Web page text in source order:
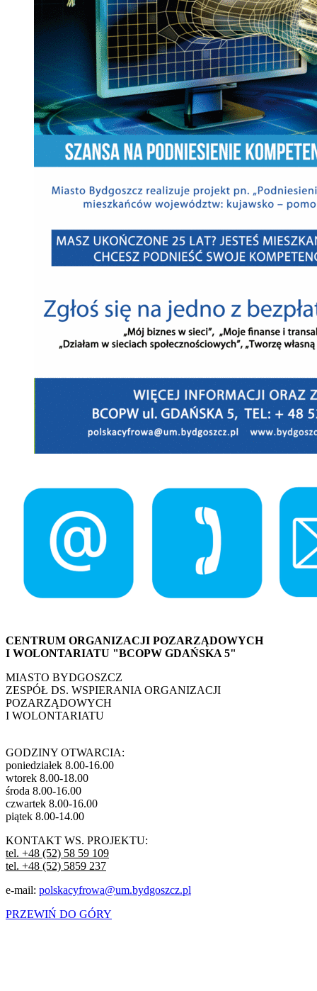
CENTRUM ORGANIZACJI POZARZĄDOWYCH
I WOLONTARIATU "BCOPW GDAŃSKA 5"
MIASTO BYDGOSZCZ
ZESPÓŁ DS. WSPIERANIA ORGANIZACJI
POZARZĄDOWYCH
I WOLONTARIATU
GODZINY OTWARCIA:
poniedziałek 8.00-16.00
wtorek 8.00-18.00
środa 8.00-16.00
czwartek 8.00-16.00
piątek 8.00-14.00
KONTAKT WS. PROJEKTU:
tel. +48 (52) 58 59 109
tel. +48 (52) 5859 237
e-mail: polskacyfrowa@um.bydgoszcz.pl
PRZEWIŃ DO GÓRY